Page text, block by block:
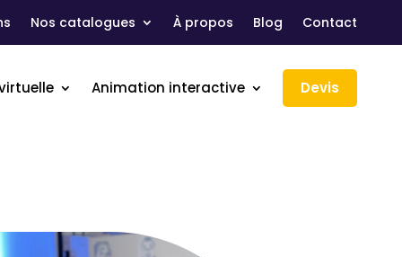
Nos catalogues À propos Blog Contact
Animation interactive Devis